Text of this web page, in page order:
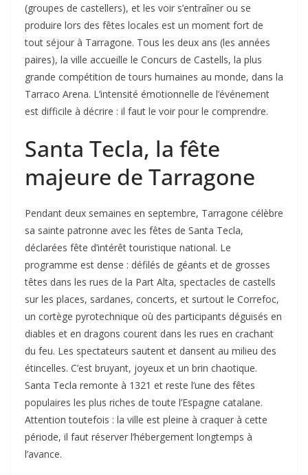
(groupes de castellers), et les voir s’entraîner ou se
produire lors des fêtes locales est un moment fort de
tout séjour à Tarragone. Tous les deux ans (les années
paires), la ville accueille le Concurs de Castells, la plus
grande compétition de tours humaines au monde, dans la
Tarraco Arena. L’intensité émotionnelle de l’événement
est difficile à décrire : il faut le voir pour le comprendre.
Santa Tecla, la fête
majeure de Tarragone
Pendant deux semaines en septembre, Tarragone célèbre
sa sainte patronne avec les fêtes de Santa Tecla,
déclarées fête d’intérêt touristique national. Le
programme est dense : défilés de géants et de grosses
têtes dans les rues de la Part Alta, spectacles de castells
sur les places, sardanes, concerts, et surtout le Correfoc,
un cortège pyrotechnique où des participants déguisés en
diables et en dragons courent dans les rues en crachant
du feu. Les spectateurs sautent et dansent au milieu des
étincelles. C’est bruyant, joyeux et un brin chaotique.
Santa Tecla remonte à 1321 et reste l’une des fêtes
populaires les plus riches de toute l’Espagne catalane.
Attention toutefois : la ville est pleine à craquer à cette
période, il faut réserver l’hébergement longtemps à
l’avance.